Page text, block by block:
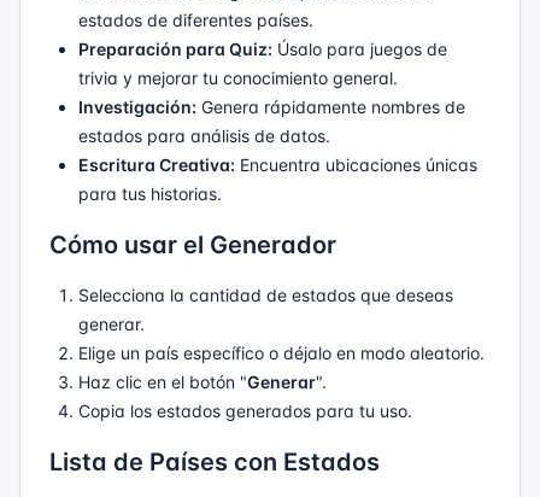
estados de diferentes países.
Preparación para Quiz: Úsalo para juegos de
trivia y mejorar tu conocimiento general.
Investigación: Genera rápidamente nombres de
estados para análisis de datos.
Escritura Creativa: Encuentra ubicaciones únicas
para tus historias.
Cómo usar el Generador
Selecciona la cantidad de estados que deseas
generar.
Elige un país específico o déjalo en modo aleatorio.
Haz clic en el botón "Generar".
Copia los estados generados para tu uso.
Lista de Países con Estados